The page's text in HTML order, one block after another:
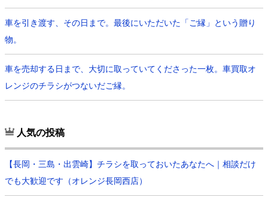
車を引き渡す、その日まで。最後にいただいた「ご縁」という贈り
物。
車を売却する日まで、大切に取っていてくださった一枚。車買取オ
レンジのチラシがつないだご縁。
人気の投稿
【長岡・三島・出雲崎】チラシを取っておいたあなたへ｜相談だけ
でも大歓迎です（オレンジ長岡西店）